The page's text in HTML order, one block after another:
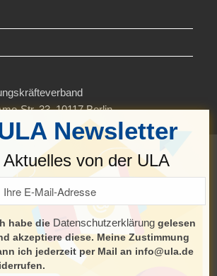
Str. 33, 10117 Berlin
0
& Nutzungsbedingungen
Website Cookies verwendet, um die
und das Nutzererlebnis zu
Nutzung unserer Seiten erklären Sie sich
Weitere Informationen und Einstellungen
Datenschutzerklärung.
Manage cookie settings
Newsletter
Aktuelles von der ULA
habe die Datenschutzerklärunggelesen
akzeptiere diese. Meine Zustimmung
ich jederzeit per Mail an info@ula.de